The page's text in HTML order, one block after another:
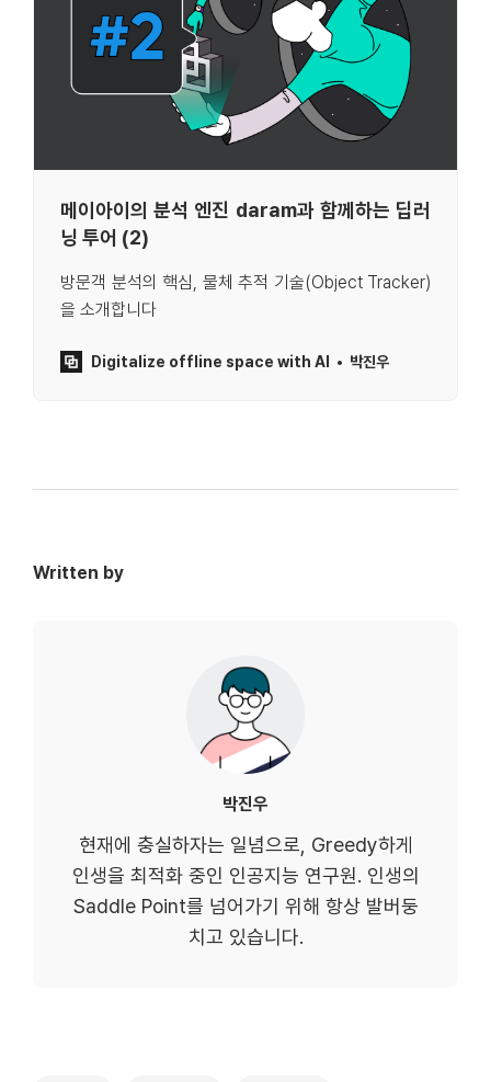
메이아이의 분석 엔진 daram과 함께하는 딥러
닝 투어 (2)
방문객 분석의 핵심, 물체 추적 기술(Object Tracker)
을 소개합니다
Digitalize offline space with AI 박진우
Written by
박진우
현재에 충실하자는 일념으로, Greedy하게
인생을 최적화 중인 인공지능 연구원. 인생의
Saddle Point를 넘어가기 위해 항상 발버둥
치고 있습니다.